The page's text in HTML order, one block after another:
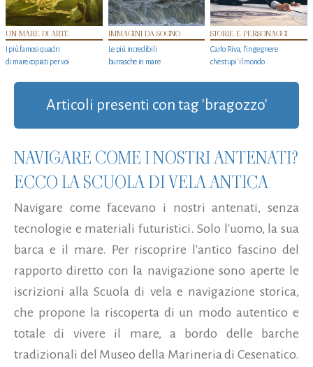
UN MARE DI ARTE
I più famosi quadri
di mare copiati per voi
IMMAGINI DA SOGNO
Le più incredibili
burrasche in mare
STORIE E PERSONAGGI
Carlo Riva, l’ingegnere
che stupi' il mondo
Articoli presenti con tag 'bragozzo'
NAVIGARE COME I NOSTRI ANTENATI?
ECCO LA SCUOLA DI VELA ANTICA
Navigare come facevano i nostri antenati, senza
tecnologie e materiali futuristici. Solo l'uomo, la sua
barca e il mare. Per riscoprire l'antico fascino del
rapporto diretto con la navigazione sono aperte le
iscrizioni alla Scuola di vela e navigazione storica,
che propone la riscoperta di un modo autentico e
totale di vivere il mare, a bordo delle barche
tradizionali del Museo della Marineria di Cesenatico.